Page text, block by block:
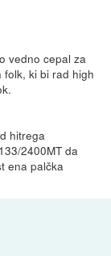
vedno cepal za
ki bi rad high
hitrega
2400MT da
ena palčka